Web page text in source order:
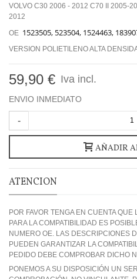
VOLVO C30 2006 - 2012 C70 II 2005-
2012
OE 1523505, 523504, 1524463,
VERSION POLIETILENO ALTA
59,90 € Iva incl.
ENVIO INMEDIATO
-
AÑADIR
ATENCION
POR FAVOR TENGA EN CUENTA
PARA LA COMPATIBILIDAD ES
NUMERO OE. LAS DESCRIPCIONES
PUEDEN GARANTIZAR LA
PEDIDO DEBE COMPROBAR DICHO
PONEMOS A SU DISPOSICIÓN UN